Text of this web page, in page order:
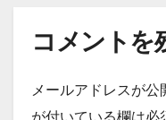
コメントを
メールアドレスが公